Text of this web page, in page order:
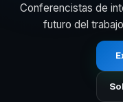
Conferencistas de
futuro del